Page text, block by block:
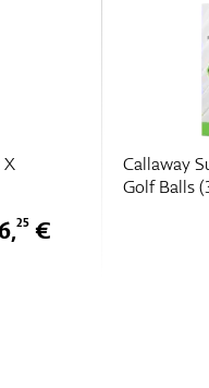
75€
Callaway
Golf Balls